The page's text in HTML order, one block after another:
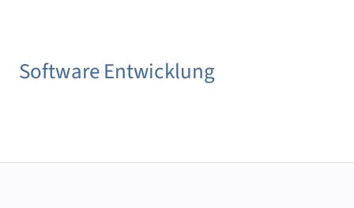
Software Entwicklung